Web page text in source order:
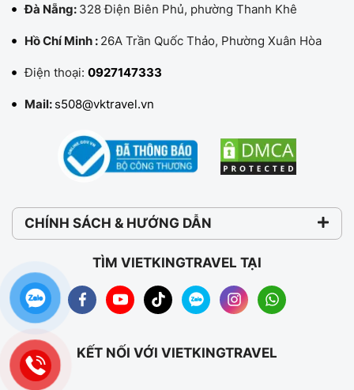
Đà Nẵng: 328 Điện Biên Phủ, phường Thanh Khê
Hồ Chí Minh : 26A Trần Quốc Thảo, Phường Xuân Hòa
Điện thoại: 0927147333
Mail: s508@vktravel.vn
CHÍNH SÁCH & HƯỚNG DẪN
TÌM VIETKINGTRAVEL TẠI
KẾT NỐI VỚI VIETKINGTRAVEL